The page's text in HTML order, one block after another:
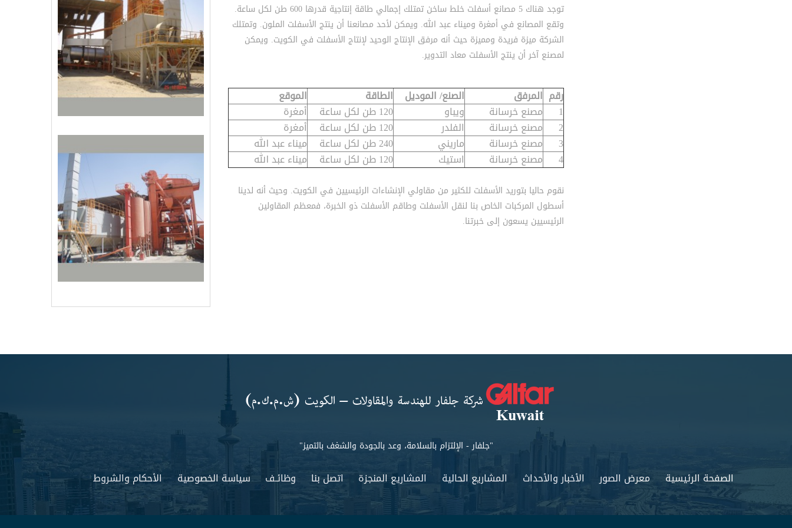
توجد هناك 5 مصانع أسفلت خلط ساخن تمتلك إجمالي طاقة إنتاجية قدرها 600 طن لكل ساعة.
وتقع المصانع في أمغرة وميناء عبد الله. ويمكن لأحد مصانعنا أن ينتج الأسفلت الملون. وتمتلك
الشركة ميزة فريدة ومميزة حيث أنه مرفق الإنتاج الوحيد لإنتاج الأسفلت في الكويت. ويمكن
لمصنع آخر أن ينتج الأسفلت معاد التدوير.
رقم المرفق الصنع/ الموديل الطاقة
الموقع
1
مصنع خرسانة ويباو 120 طن لكل ساعة
أمغرة
2
مصنع خرسانة الفلدر 120 طن لكل ساعة
أمغرة
3
مصنع خرسانة ماريني 240 طن لكل ساعة
ميناء عبد الله
4
مصنع خرسانة استيك 120 طن لكل ساعة ميناء عبد الله
نقوم حاليا بتوريد الأسفلت للكثير من مقاولي الإنشاءات الرئيسيين في الكويت. وحيث أنه لدينا
أسطول المركبات الخاص بنا لنقل الأسفلت وطاقم الأسفلت ذو الخبرة، فمعظم المقاولين
الرئيسيين يسعون إلى خبرتنا.
"جلفار - الإلتزام بالسلامة، وعد بالجودة والشغف بالتميز"
الصفحة الرئيسية معرض الصور الأخبار والأحداث المشاريع الحالية المشاريع المنجزة اتصل بنا وظائـف سياسة الخصوصية الأحكام والشروط